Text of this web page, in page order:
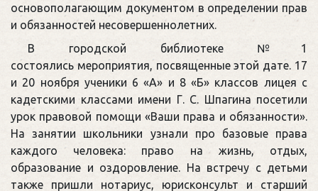
основополагающим документом в определении прав
и обязанностей несовершеннолетних.
В городской библиотеке №1
состоялись мероприятия, посвященные этой дате. 17
и 20 ноября ученики 6 «А» и 8 «Б» классов лицея с
кадетскими классами имени Г. С. Шпагина посетили
урок правовой помощи «Ваши права и обязанности».
На занятии школьники узнали про базовые права
каждого человека: право на жизнь, отдых,
образование и оздоровление. На встречу с детьми
также пришли нотариус, юрисконсульт и старший